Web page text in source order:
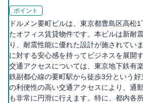
ポイント
ドルメン要町ビルは、東京都豊島区高松
たオフィス賃貸物件です。本ビルは新耐
り、耐震性能に優れた設計が施されてい
に対する安心感を持ってビジネスを展開
交通アクセスについては、東京地下鉄有
鉄副都心線の要町駅から徒歩3分という好
の利便性の高い交通アクセスにより、通
も非常に円滑に行えます。特に、都内各